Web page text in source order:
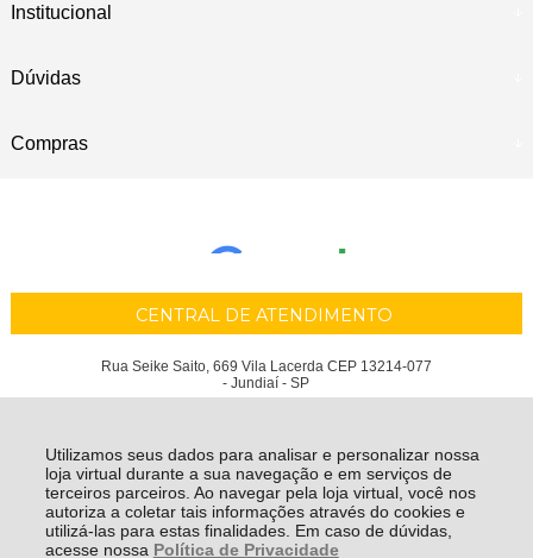
Utilizamos seus dados para analisar e personalizar nossa
loja virtual durante a sua navegação e em serviços de
terceiros parceiros. Ao navegar pela loja virtual, você nos
autoriza a coletar tais informações através do cookies e
utilizá-las para estas finalidades. Em caso de dúvidas,
acesse nossa Política de Privacidade
Institucional
Dúvidas
Compras
CENTRAL DE ATENDIMENTO
Rua Seike Saito, 669 Vila Lacerda CEP 13214-077
- Jundiaí - SP
Todos os direitos reservados
Marques Auto Peças -